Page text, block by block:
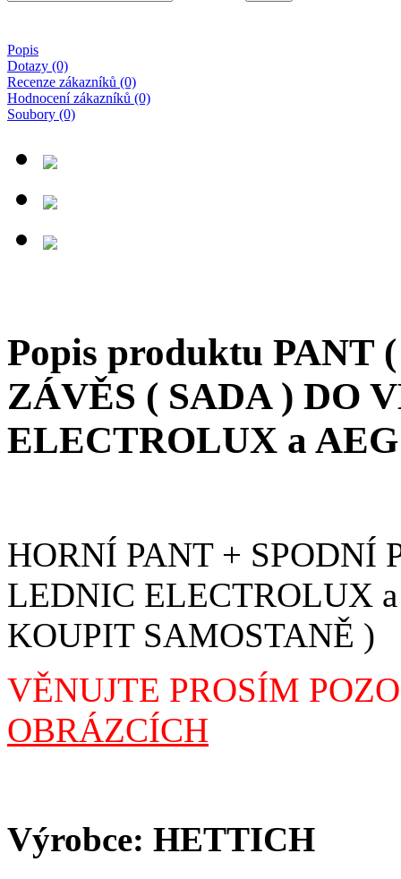
Popis
Dotazy (0)
Recenze zákazníků (0)
Hodnocení zákazníků (0)
Soubory (0)
Popis produktu PANT
ZÁVĚS ( SADA ) DO
ELECTROLUX a AEG
HORNÍ PANT + SPODNÍ
LEDNIC ELECTROLUX
KOUPIT SAMOSTANĚ )
VĚNUJTE PROSÍM
OBRÁZCÍCH
Výrobce: HETTICH